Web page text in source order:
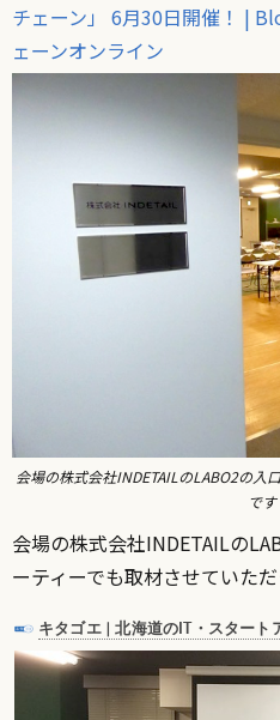
チェーン」 6月30日開催！ |
ェーンオンライン
会場の株式会社INDETAILのLABO2の入
です
会場の株式会社INDETAILの
ーティーでも取材させていただ